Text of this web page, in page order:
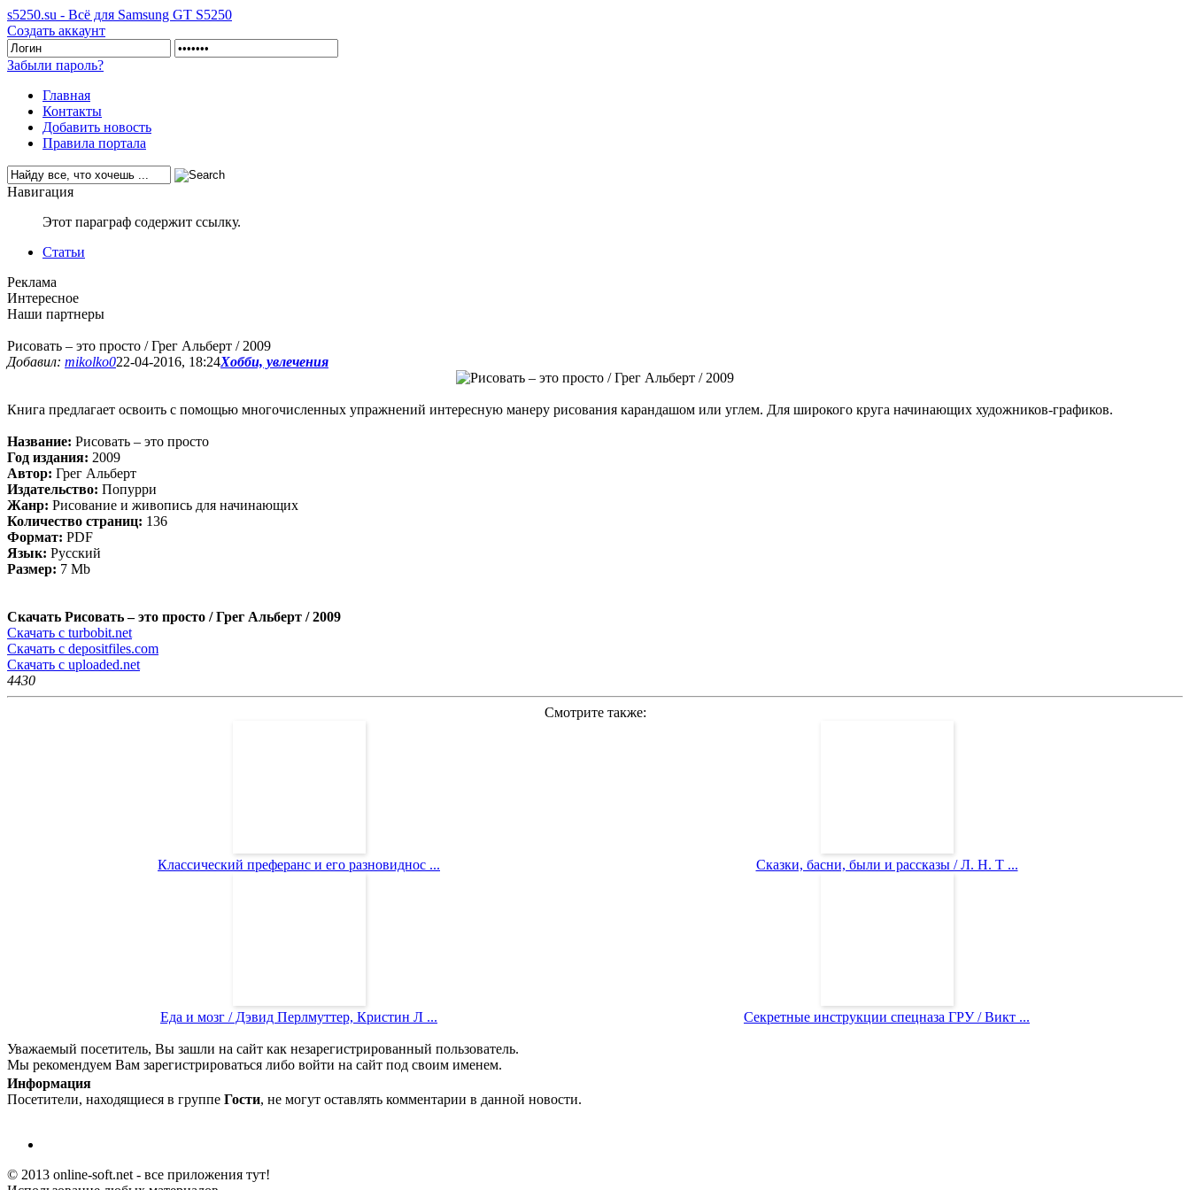
s5250.su - Всё для Samsung GT S5250
Создать аккаунт
Забыли пароль?
Главная
Контакты
Добавить новость
Правила портала
Навигация
Этот параграф содержит ссылку.
Статьи
Реклама
Интересное
Наши партнеры
Рисовать – это просто / Грег Альберт / 2009
Добавил: mikolko022-04-2016, 18:24Хобби, увлечения
Книга предлагает освоить с помощью многочисленных упражнений интересную манеру рисования карандашом или углем. Для широкого круга начинающих художников-графиков.
Название: Рисовать – это просто
Год издания: 2009
Автор: Грег Альберт
Издательство: Попурри
Жанр: Рисование и живопись для начинающих
Количество страниц: 136
Формат: PDF
Язык: Русский
Размер: 7 Mb
Скачать Рисовать – это просто / Грег Альберт / 2009
Скачать с turbobit.net
Скачать с depositfiles.com
Скачать с uploaded.net
4430
Смотрите также:
Классический преферанс и его разновиднос ... Сказки, басни, были и рассказы / Л. Н. Т ...
Еда и мозг / Дэвид Перлмуттер, Кристин Л ... Секретные инструкции спецназа ГРУ / Викт ...
Уважаемый посетитель, Вы зашли на сайт как незарегистрированный пользователь.
Мы рекомендуем Вам зарегистрироваться либо войти на сайт под своим именем.
Информация
Посетители, находящиеся в группе Гости, не могут оставлять комментарии в данной новости.
© 2013 online-soft.net - все приложения тут!